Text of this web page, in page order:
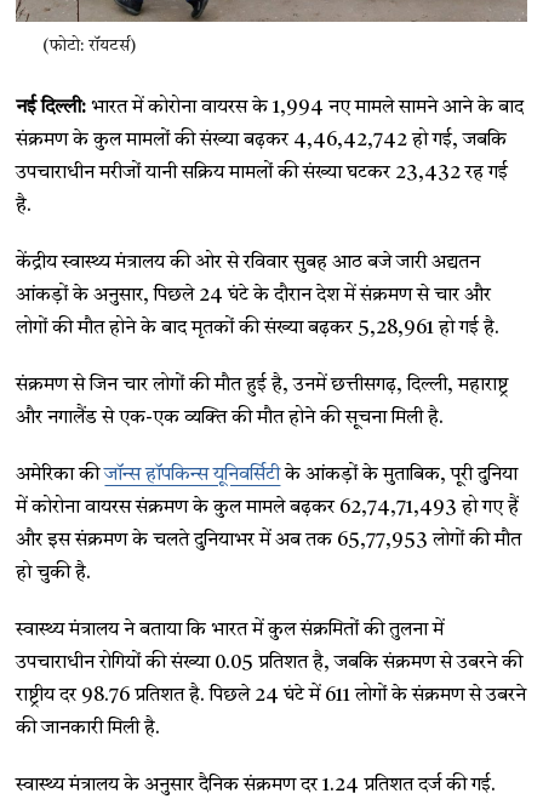
(फोटो: रॉयटर्स)
नई दिल्ली:भारत में कोरोना वायरस के 1,994 नए मामले सामने आने के बाद
संक्रमण के कुल मामलों की संख्या बढ़कर 4,46,42,742 हो गई, जबकि
उपचाराधीन मरीजों यानी सक्रिय मामलों की संख्या घटकर 23,432 रह गई
है.
केंद्रीय स्वास्थ्य मंत्रालय की ओर से रविवार सुबह आठ बजे जारी अद्यतन
आंकड़ों के अनुसार, पिछले 24 घंटे के दौरान देश में संक्रमण से चार और
लोगों की मौत होने के बाद मृतकों की संख्या बढ़कर 5,28,961 हो गई है.
संक्रमण से जिन चार लोगों की मौत हुई है, उनमें छत्तीसगढ़, दिल्ली, महाराष्ट्र
और नगालैंड से एक-एक व्यक्ति की मौत होने की सूचना मिली है.
अमेरिका कीजॉन्स हॉपकिन्स यूनिवर्सिटीके आंकड़ों के मुताबिक, पूरी दुनिया
में कोरोना वायरस संक्रमण के कुल मामले बढ़कर 62,74,71,493 हो गए हैं
और इस संक्रमण के चलते दुनियाभर में अब तक 65,77,953 लोगों की मौत
हो चुकी है.
स्वास्थ्य मंत्रालय ने बताया कि भारत में कुल संक्रमितों की तुलना में
उपचाराधीन रोगियों की संख्या 0.05 प्रतिशत है, जबकि संक्रमण से उबरने की
राष्ट्रीय दर 98.76 प्रतिशत है. पिछले 24 घंटे में 611 लोगों के संक्रमण से उबरने
की जानकारी मिली है.
स्वास्थ्य मंत्रालय के अनुसार दैनिक संक्रमण दर 1.24 प्रतिशत दर्ज की गई.